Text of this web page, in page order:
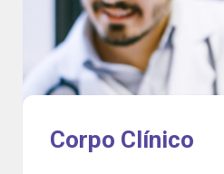
Corpo Clínico